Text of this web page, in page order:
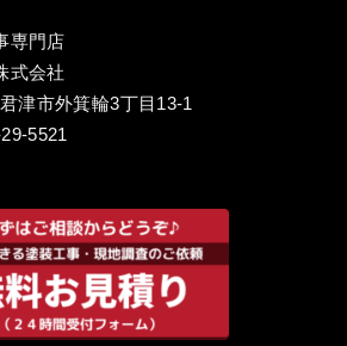
専門店
式会社
津市外箕輪3丁目13-1
5521